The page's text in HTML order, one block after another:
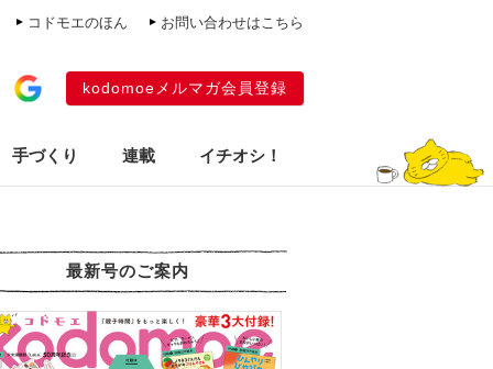
コドモエのほん お問い合わせはこちら
kodomoeメルマガ会員登録
手づくり 連載 イチオシ！
最新号のご案内